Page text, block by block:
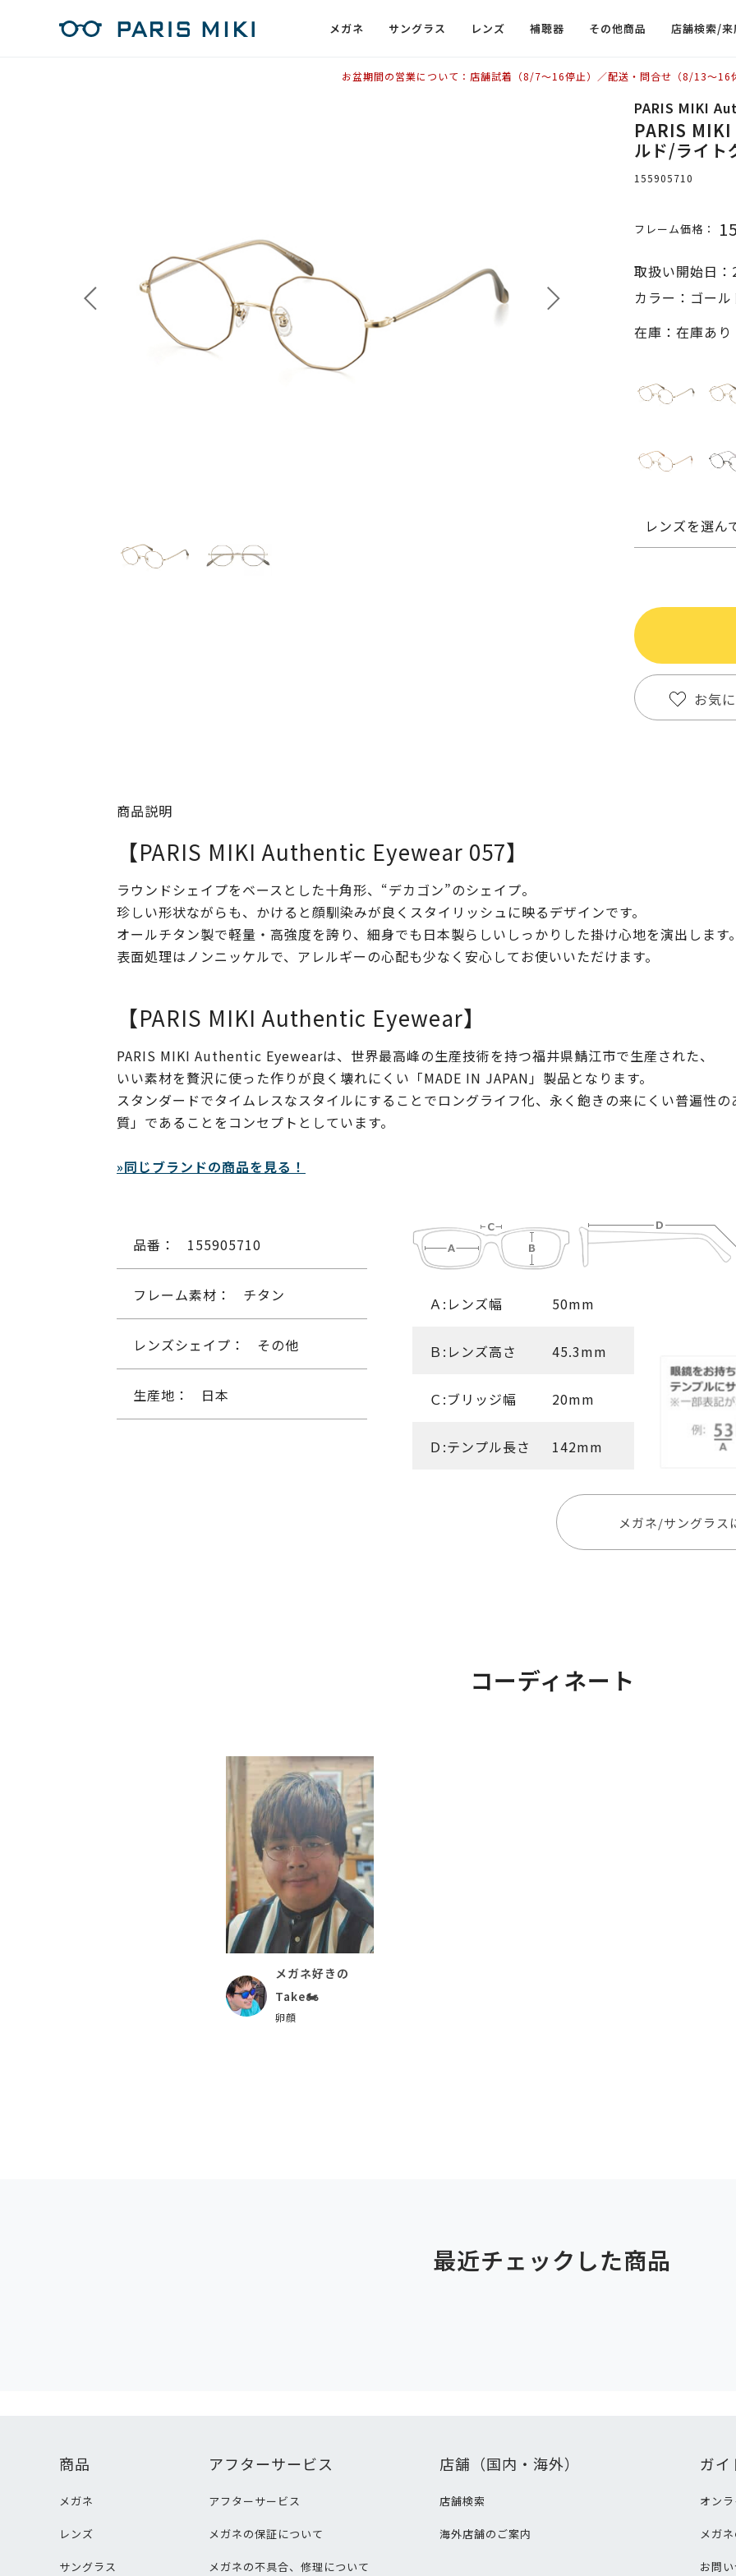
メガネ サングラス レンズ 補聴器 その他商品 店舗検索/
お盆期間の営業について：店舗試着（8/7〜16停止）／配送・問合せ（8/13〜16
PARIS MIKI
PARIS
ルド/ライト
155905710
フレーム価格：
取扱い開始日
カラー：ゴー
在庫：在庫あり
レンズを選ん
お気
商品説明
【PARIS MIKI Authentic Eyewear 057】
ラウンドシェイプをベースとした十角形、“デカゴン”のシェイプ。
珍しい形状ながらも、かけると顔馴染みが良くスタイリッシュに映るデザインです。
オールチタン製で軽量・高強度を誇り、細身でも日本製らしいしっかりした掛け心地を演出します
表面処理はノンニッケルで、アレルギーの心配も少なく安心してお使いいただけます。
【PARIS MIKI Authentic Eyewear】
PARIS MIKI Authentic Eyewearは、世界最高峰の生産技術を持つ福井県鯖江市で生産された、
いい素材を贅沢に使った作りが良く壊れにくい「MADE IN JAPAN」製品となります。
スタンダードでタイムレスなスタイルにすることでロングライフ化、永く飽きの来にくい普遍性
質」であることをコンセプトとしています。
»同じブランドの商品を見る！
品番： 155905710
フレーム素材： チタン
レンズシェイプ： その他
生産地： 日本
Ａ:レンズ幅 50mm
Ｂ:レンズ高さ 45.3mm
Ｃ:ブリッジ幅 20mm
Ｄ:テンプル長さ 142mm
メガネ/サングラス
コーディネート
メガネ好きの
Take🏍
卵顔
最近チェックした商品
商品
メガネ
レンズ
サングラス
アフターサービス
アフターサービス
メガネの保証について
メガネの不具合、修理について
店舗（国内・海外）
店舗検索
海外店舗のご案内
ガイ
オン
メガ
お問